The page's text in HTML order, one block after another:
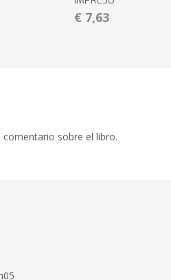
€ 7,63
comentario sobre el libro.